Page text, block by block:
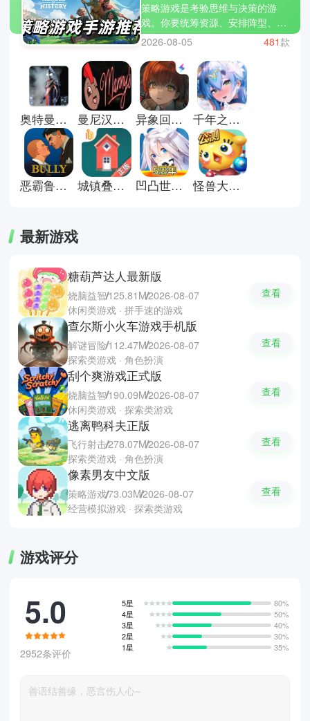
策略游戏是考验思维与决策的游
戏。你要统筹资源、安排阵型、预
判对手的行动，每一个选择都可能
改变局势。它不像快节奏的动作游
戏，而是让你在脑海中推演每一
步，享受智力与策略的较量。文明
VI、全面战争三国和炉石传说都是
经典的策略游戏。立即下载策略游
戏大全，用你的智慧赢得战局，感
受紧张刺激与成就快感！
2026-08-05 481款
奥特曼格斗进化重生直装版 曼尼汉堡店手机版 异象回声官方版 千年之旅官方版
恶霸鲁尼手机版 城镇叠叠乐正版 凹凸世界手游 怪兽大作战正版
最新游戏
糖葫芦达人最新版
烧脑益智125.81M2026-08-07
休闲类游戏 · 拼手速的游戏
查看
查尔斯小火车游戏手机版
解谜冒险112.47M2026-08-07
探索类游戏 · 角色扮演
查看
刮个爽游戏正式版
烧脑益智190.09M2026-08-07
休闲类游戏 · 探索类游戏
查看
逃离鸭科夫正版
飞行射击278.07M2026-08-07
探索类游戏 · 角色扮演
查看
像素男友中文版
策略游戏73.03M2026-08-07
经营模拟游戏 · 探索类游戏
查看
游戏评分
5.0
2952条评价
5星
80%
4星
50%
3星
40%
2星
30%
1星
35%